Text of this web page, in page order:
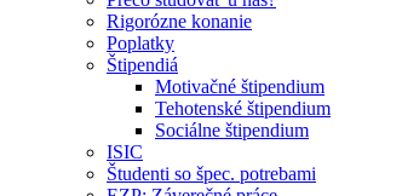
Rigorózne konanie
Poplatky
Štipendiá
Motivačné štipendium
Tehotenské štipendium
Sociálne štipendium
ISIC
Študenti so špec. potrebami